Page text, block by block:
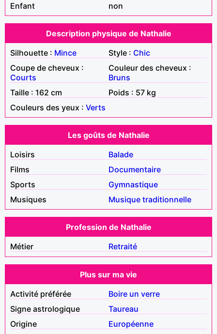
Enfant
non
Description physique de Nathalie
Silhouette : Mince Style : Chic
Coupe de cheveux :
Courts
Couleur des cheveux :
Bruns
Taille : 162 cm
Poids : 57 kg
Couleurs des yeux : Verts
Les goûts de Nathalie
Loisirs
Balade
Films
Documentaire
Sports
Gymnastique
Musiques
Musique traditionnelle
Profession de Nathalie
Métier
Retraité
Plus sur ma vie
Activité préférée
Boire un verre
Signe astrologique
Taureau
Origine
Européenne